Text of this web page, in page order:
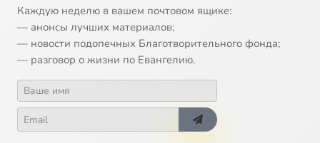
Каждую неделю в вашем почтовом ящике:
— анонсы лучших материалов;
— новости подопечных Благотворительного фонда;
— разговор о жизни по Евангелию.